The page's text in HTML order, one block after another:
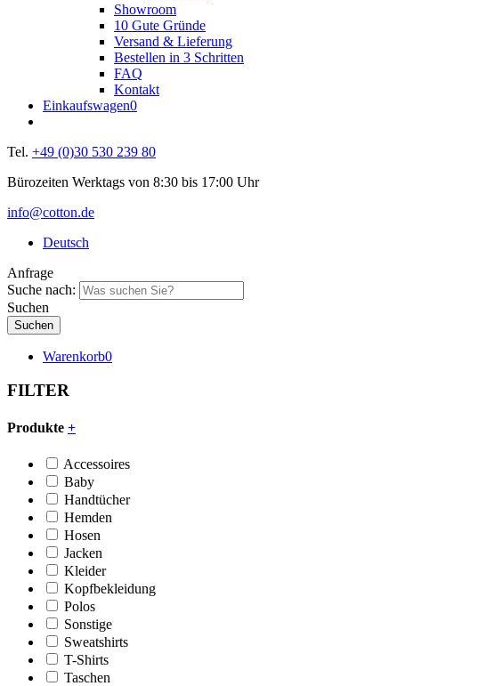
Showroom
10 Gute Gründe
Versand & Lieferung
Bestellen in 3 Schritten
FAQ
Kontakt
Einkaufswagen0
Tel. +49 (0)30 530 239 80
Bürozeiten Werktags von 8:30 bis 17:00 Uhr
info@cotton.de
Deutsch
Anfrage
Suche nach:
Suchen
Warenkorb0
FILTER
Produkte +
Accessoires
Baby
Handtücher
Hemden
Hosen
Jacken
Kleider
Kopfbekleidung
Polos
Sonstige
Sweatshirts
T-Shirts
Taschen